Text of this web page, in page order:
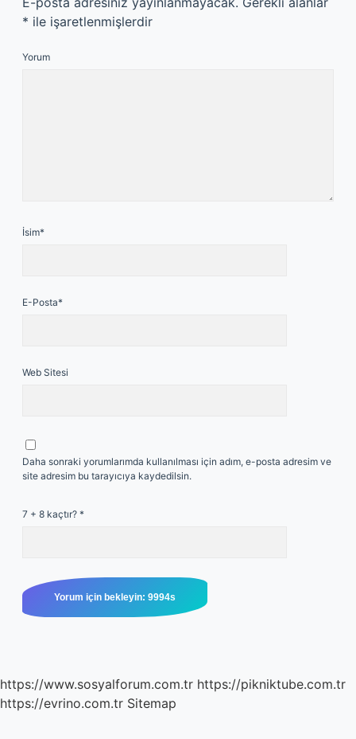
* ile işaretlenmişlerdir
Yorum
İsim*
E-Posta*
Web Sitesi
Daha sonraki yorumlarımda kullanılması için adım, e-posta adresim ve
site adresim bu tarayıcıya kaydedilsin.
7 + 8 kaçtır? *
https://www.sosyalforum.com.tr https://pikniktube.com.tr
https://evrino.com.tr Sitemap